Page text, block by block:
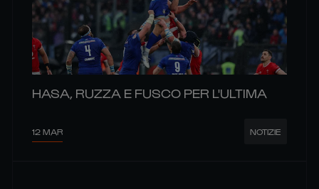
HASA, RUZZA E FUSCO PER L'ULTIMA
12 MAR NOTIZIE